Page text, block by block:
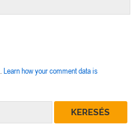
Learn how your comment data is